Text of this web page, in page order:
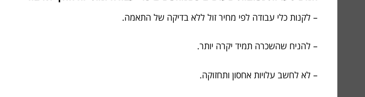
– לקנות כלי עבודה לפי מחיר זול ללא בדיקה של התאמה.
– להניח שהשכרה תמיד יקרה יותר.
– לא לחשב עלויות אחסון ותחזוקה.